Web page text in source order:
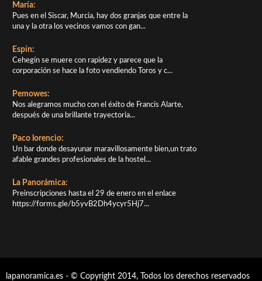
María:
Pues en el Siscar, Murcia, hay dos granjas que entre la
una y la otra los vecinos vamos con gan...
Espín:
Cehegín se muere con rapidez y parece que la
corporación se hace la foto vendiendo Toros y c...
Pemowes:
Nos alegramos mucho con el éxito de Francis Alarte,
después de una brillante trayectoria...
Paco lorencio:
Un bar donde desayunar maravillosamente bien,un trato
afable grandes profesionales de la hostel...
La Panorámica:
Preinscripciones hasta el 29 de enero en el enlace
https://forms.gle/b5yvB2Dh4ycyr5Hj7...
lapanoramica.es - © Copyright 2014, Todos los derechos reservados